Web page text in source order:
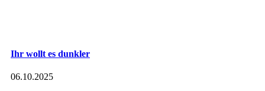
Ihr wollt es dunkler
06.10.2025